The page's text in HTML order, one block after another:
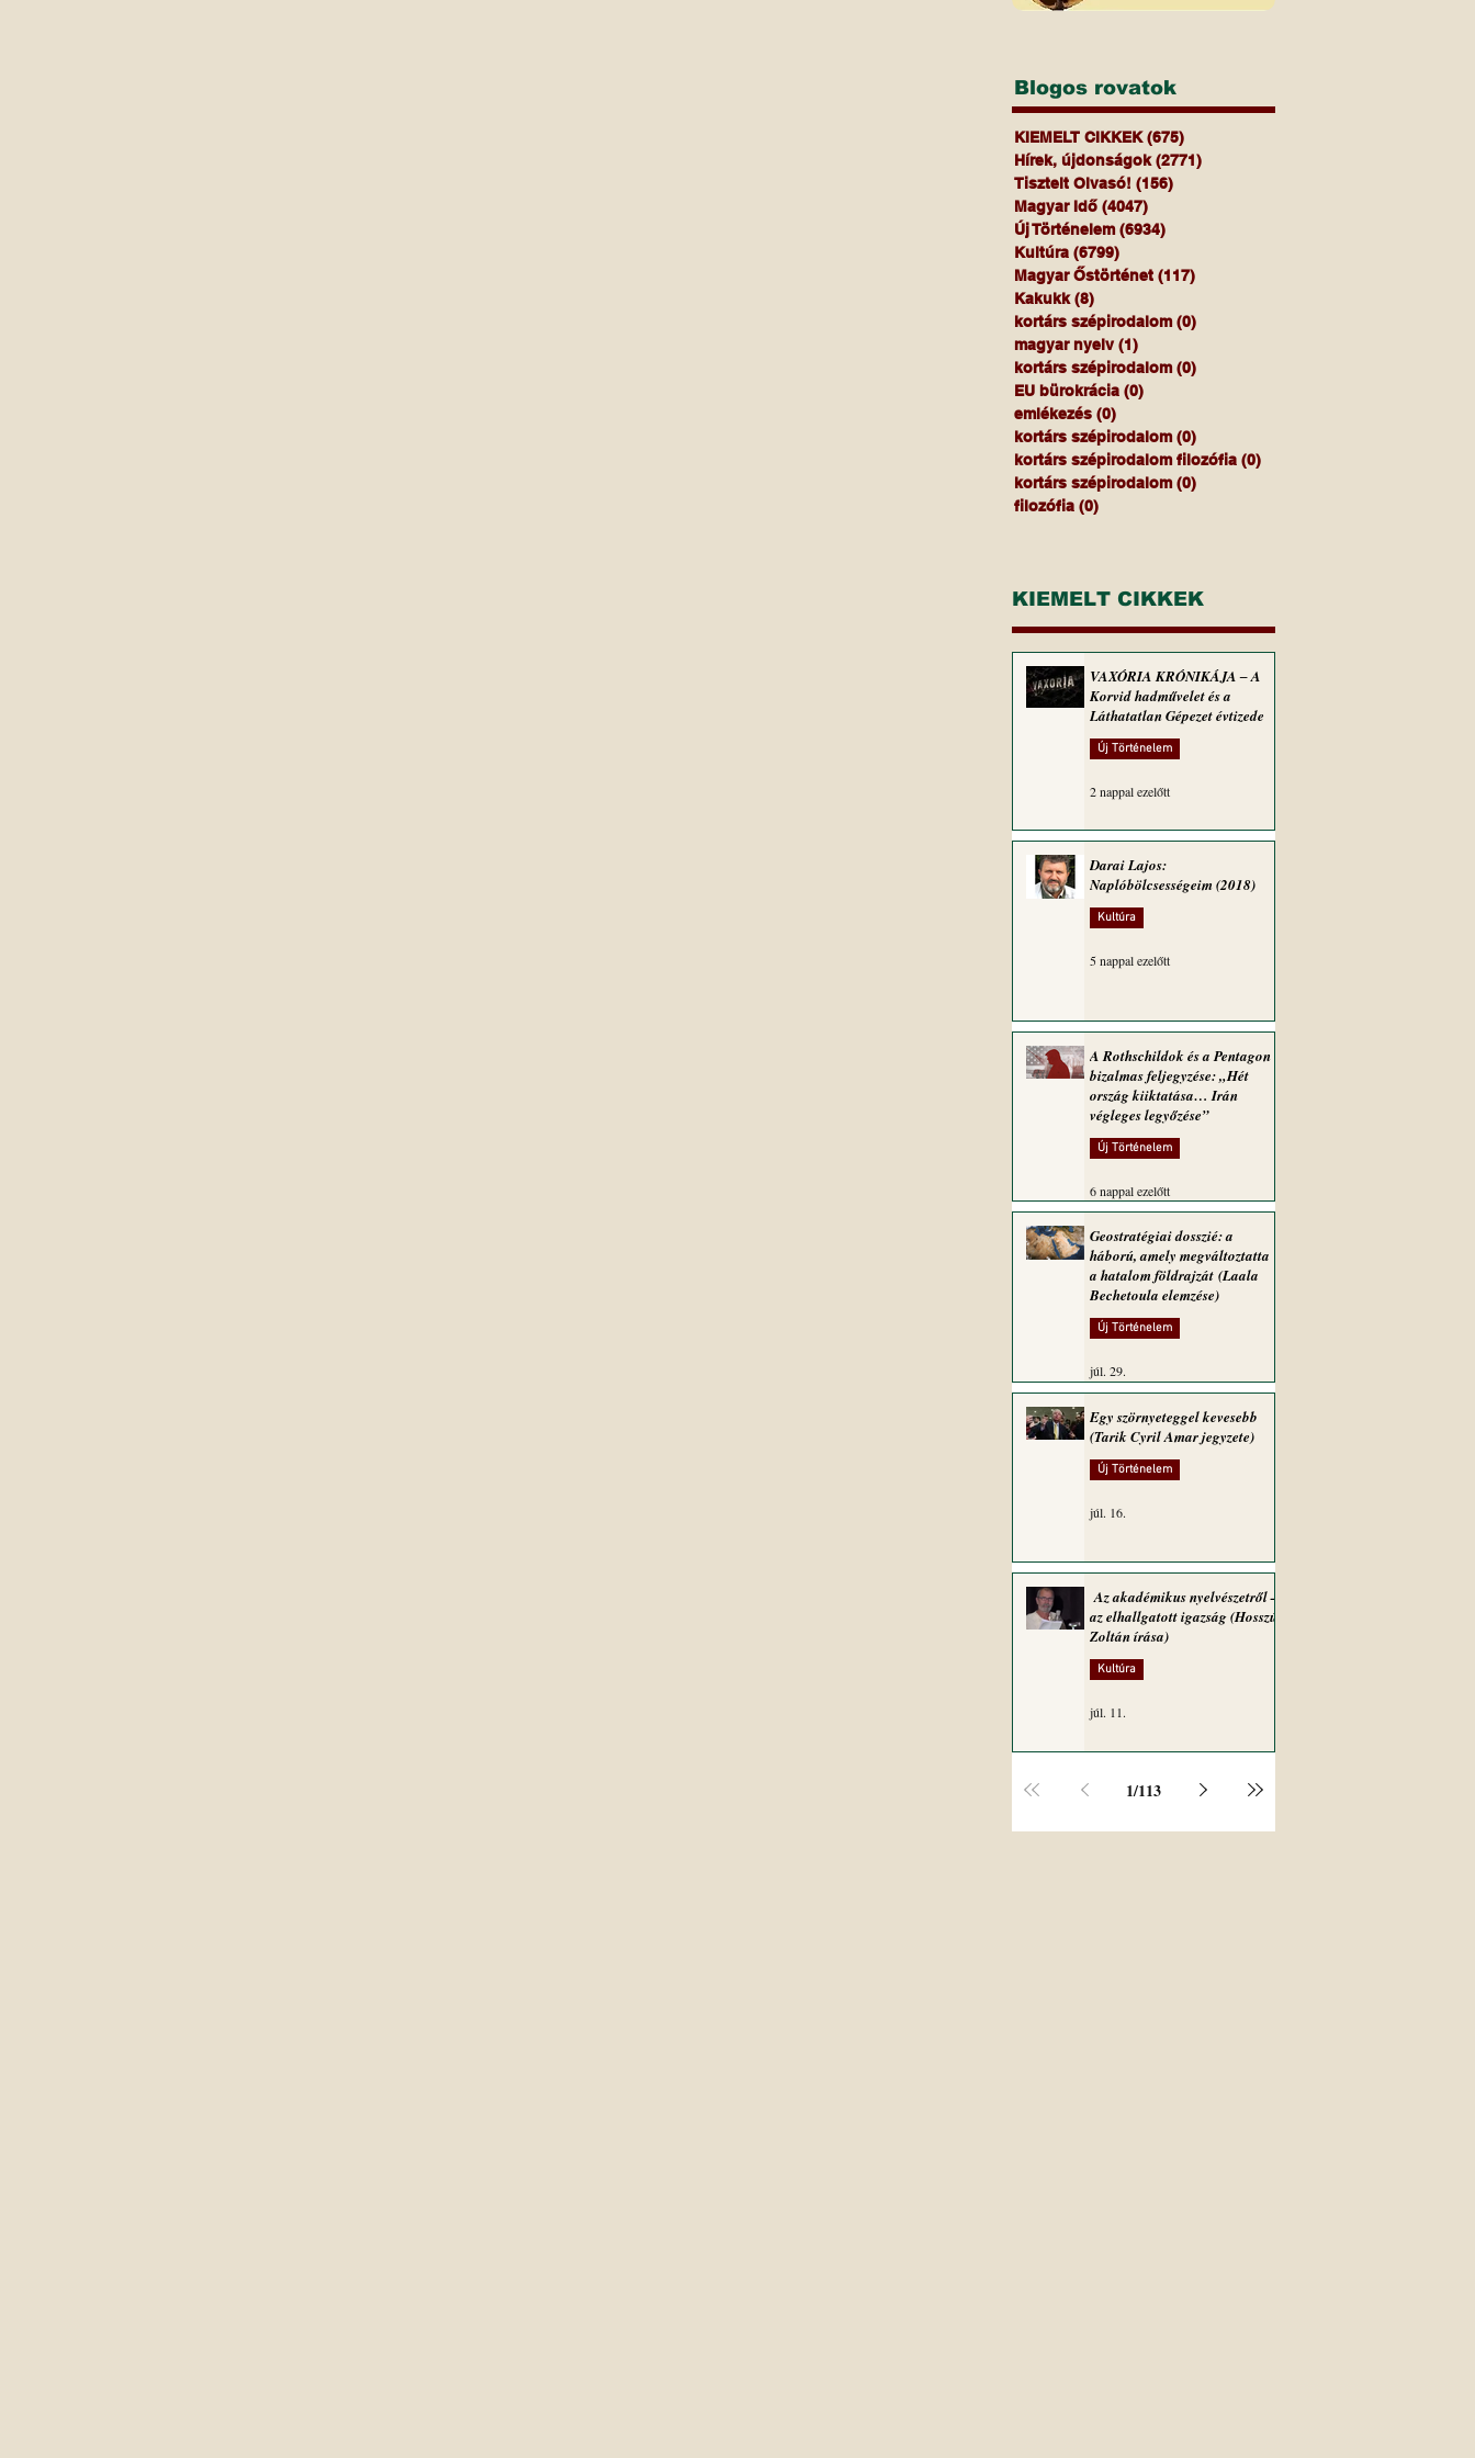
Blogos rovatok
KIEMELT CIKKEK (675)
Hírek, újdonságok (2771)
Tisztelt Olvasó! (156)
Magyar Idő (4047)
Új Történelem (6934)
Kultúra (6799)
Magyar Őstörténet (117)
Kakukk (8)
kortárs szépirodalom (0)
magyar nyelv (1)
kortárs szépirodalom (0)
EU bürokrácia (0)
emlékezés (0)
kortárs szépirodalom (0)
kortárs szépirodalom filozófia (0)
kortárs szépirodalom (0)
filozófia (0)
KIEMELT CIKKEK
VAXÓRIA KRÓNIKÁJA ‒ A
Korvid hadművelet és a
Láthatatlan Gépezet évtizede
Új Történelem
2 nappal ezelőtt
Darai Lajos:
Naplóbölcsességeim (2018)
Kultúra
5 nappal ezelőtt
A Rothschildok és a Pentagon
bizalmas feljegyzése: „Hét
ország kiiktatása… Irán
végleges legyőzése”
Új Történelem
6 nappal ezelőtt
Geostratégiai dosszié: a
háború, amely megváltoztatta
a hatalom földrajzát (Laala
Bechetoula elemzése)
Új Történelem
júl. 29.
Egy szörnyeteggel kevesebb
(Tarik Cyril Amar jegyzete)
Új Történelem
júl. 16.
Az akadémikus nyelvészetről –
az elhallgatott igazság (Hosszú
Zoltán írása)
Kultúra
júl. 11.
1/113